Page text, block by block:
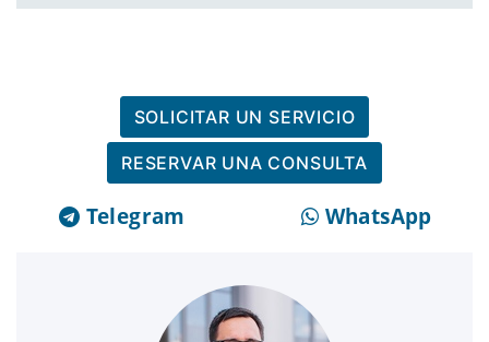
SOLICITAR UN SERVICIO
RESERVAR UNA CONSULTA
Telegram WhatsApp